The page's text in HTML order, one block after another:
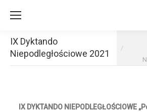
IX Dyktando
Niepodległościowe 2021
IX DYKTANDO NIEPODLEGŁOŚCIOWE